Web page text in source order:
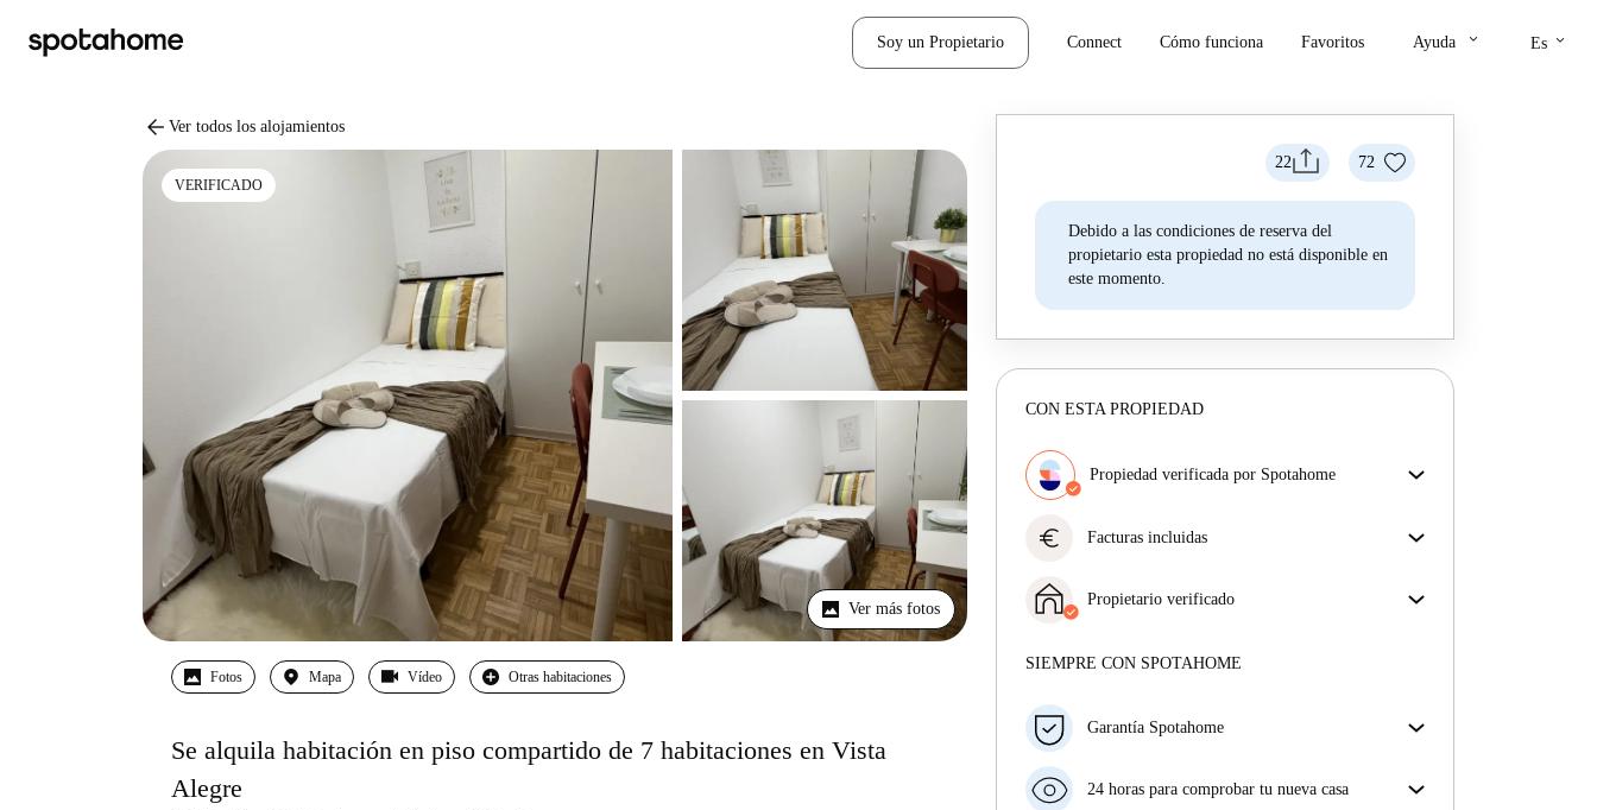
Soy un Propietario Connect Cómo funciona Favoritos Ayuda keyboard_arrow_down Es keyboard_arrow_down
arrow_back Ver todos los alojamientos
VERIFICADO
Ver más fotos
Fotos Mapa Vídeo Otras habitaciones
Se alquila habitación en piso compartido de 7 habitaciones en Vista
Alegre
22 72
Debido a las condiciones de reserva del
propietario esta propiedad no está disponible en
este momento.
CON ESTA PROPIEDAD
Propiedad verificada por Spotahome
obtienes exactamente lo que ves en el anuncio.
euro Facturas incluidas
facturas incluidas, que cubren alquiler y servicios
para una experiencia de alquiler sin complicaciones.
Propietario verificado
Más sobre este arrendador
SIEMPRE CON SPOTAHOME
Garantía Spotahome
horas previas a la fecha de entrada, Spotahome A) te
24 horas para comprobar tu nueva casa